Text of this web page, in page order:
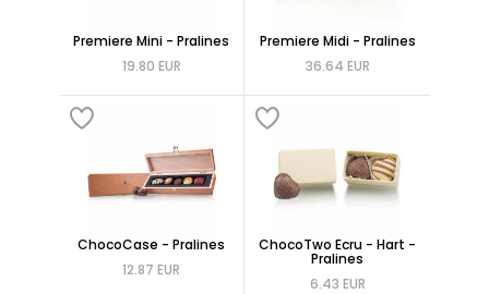
Premiere Mini - Pralines
19.80 EUR
Premiere Midi - Pralines
36.64 EUR
ChocoCase - Pralines
12.87 EUR
ChocoTwo Ecru - Hart -
Pralines
6.43 EUR